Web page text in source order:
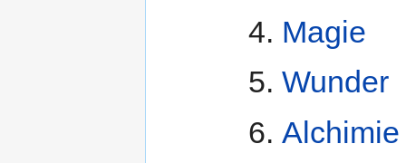
Magie
Wunder
Alchimie